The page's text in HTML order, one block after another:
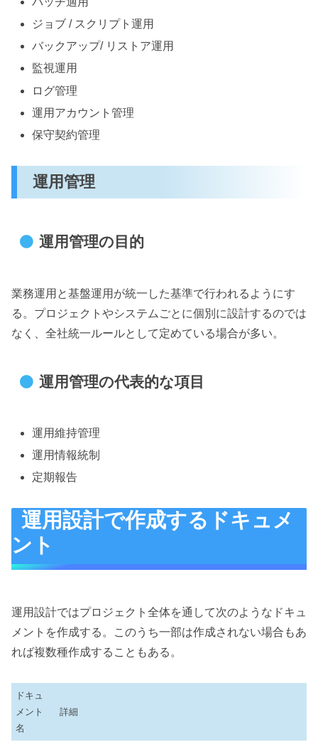
ジョブ / スクリプト運用
バックアップ/ リストア運用
監視運用
ログ管理
運用アカウント管理
保守契約管理
運用管理
運用管理の目的
業務運用と基盤運用が統一した基準で行われるようにす
る。プロジェクトやシステムごとに個別に設計するのでは
なく、全社統一ルールとして定めている場合が多い。
運用管理の代表的な項目
運用維持管理
運用情報統制
定期報告
運用設計で作成するドキュメ
ント
運用設計ではプロジェクト全体を通して次のようなドキュ
メントを作成する。このうち一部は作成されない場合もあ
れば複数種作成することもある。
ドキュ
メント
名
詳細